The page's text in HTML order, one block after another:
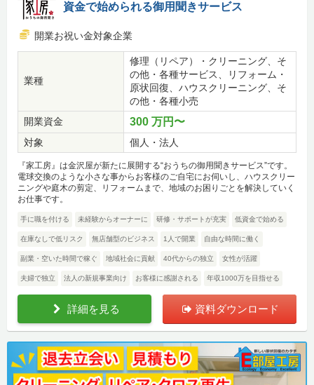
資金で始められる御用聞きサービス
開業お祝い金対象企業
業種
修理（リペア）・クリーニング、そ
の他・各種サービス、リフォーム・
原状回復、ハウスクリーニング、そ
の他・各種小売
開業資金
300 万円〜
対象 個人・法人
『家工房』は金沢屋が新たに展開する“おうちの御用聞きサービス”です。
電球交換のような小さな事からお客様のご自宅にお伺いし、ハウスクリー
ニングや庭木の剪定、リフォームまで、地域のお困りごとを解決していく
お仕事です。
手に職を付ける 未経験からオーナーに 研修・サポートが充実 低資金で始める
在庫なしで低リスク 無店舗型のビジネス 1人で開業 自由な時間に働く
副業・空いた時間で稼ぐ 地域社会に貢献 40代からの独立 女性が活躍
夫婦で独立 法人の新規事業向け お客様に感謝される 年収1000万を目指せる
詳細を見る 資料ダウンロード